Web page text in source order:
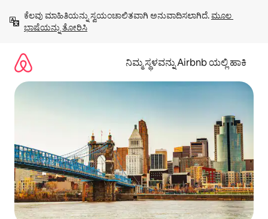
ಹೋಗಿ
ಕೆಲವು ಮಾಹಿತಿಯನ್ನು ಸ್ವಯಂಚಾಲಿತವಾಗಿ ಅನುವಾದಿಸಲಾಗಿದೆ. ಮೂಲ
ಭಾಷೆಯನ್ನು ತೋರಿಸಿ
ನಿಮ್ಮ ಸ್ಥಳವನ್ನು Airbnb ಯಲ್ಲಿ ಹಾಕಿ